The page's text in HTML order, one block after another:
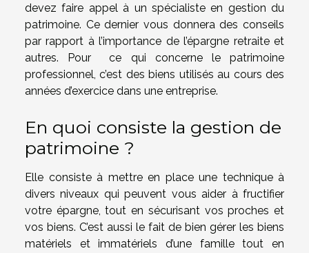
devez faire appel à un spécialiste en gestion du
patrimoine. Ce dernier vous donnera des conseils
par rapport à l’importance de l’épargne retraite et
autres. Pour ce qui concerne le patrimoine
professionnel, c’est des biens utilisés au cours des
années d’exercice dans une entreprise.
En quoi consiste la gestion de
patrimoine ?
Elle consiste à mettre en place une technique à
divers niveaux qui peuvent vous aider à fructifier
votre épargne, tout en sécurisant vos proches et
vos biens. C’est aussi le fait de bien gérer les biens
matériels et immatériels d’une famille tout en